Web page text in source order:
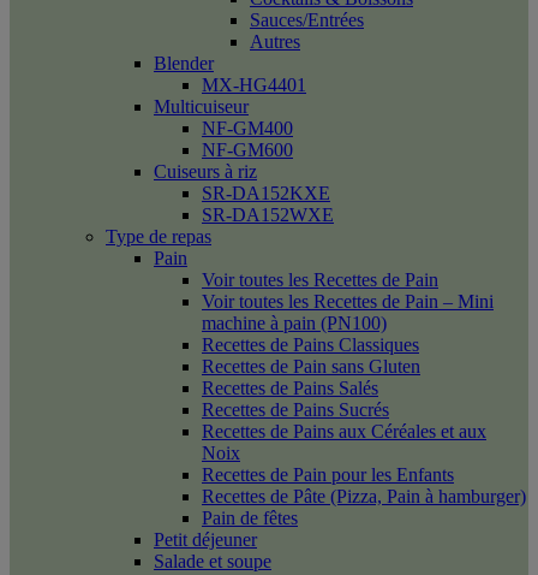
Sauces/Entrées
Autres
Blender
MX-HG4401
Multicuiseur
NF-GM400
NF-GM600
Cuiseurs à riz
SR-DA152KXE
SR-DA152WXE
Type de repas
Pain
Voir toutes les Recettes de Pain
Voir toutes les Recettes de Pain – Mini
machine à pain (PN100)
Recettes de Pains Classiques
Recettes de Pain sans Gluten
Recettes de Pains Salés
Recettes de Pains Sucrés
Recettes de Pains aux Céréales et aux
Noix
Recettes de Pain pour les Enfants
Recettes de Pâte (Pizza, Pain à hamburger)
Pain de fêtes
Petit déjeuner
Salade et soupe